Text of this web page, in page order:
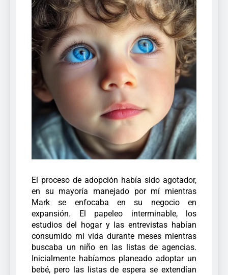
El proceso de adopción había sido agotador,
en su mayoría manejado por mí mientras
Mark se enfocaba en su negocio en
expansión. El papeleo interminable, los
estudios del hogar y las entrevistas habían
consumido mi vida durante meses mientras
buscaba un niño en las listas de agencias.
Inicialmente habíamos planeado adoptar un
bebé, pero las listas de espera se extendían